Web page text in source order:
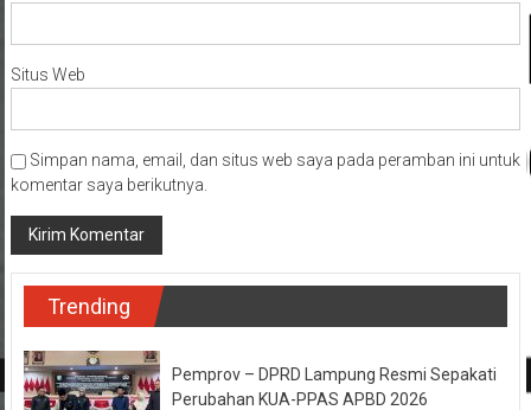
Situs Web
Simpan nama, email, dan situs web saya pada peramban ini untuk
komentar saya berikutnya.
Trending
Pemprov – DPRD Lampung Resmi Sepakati
Perubahan KUA-PPAS APBD 2026